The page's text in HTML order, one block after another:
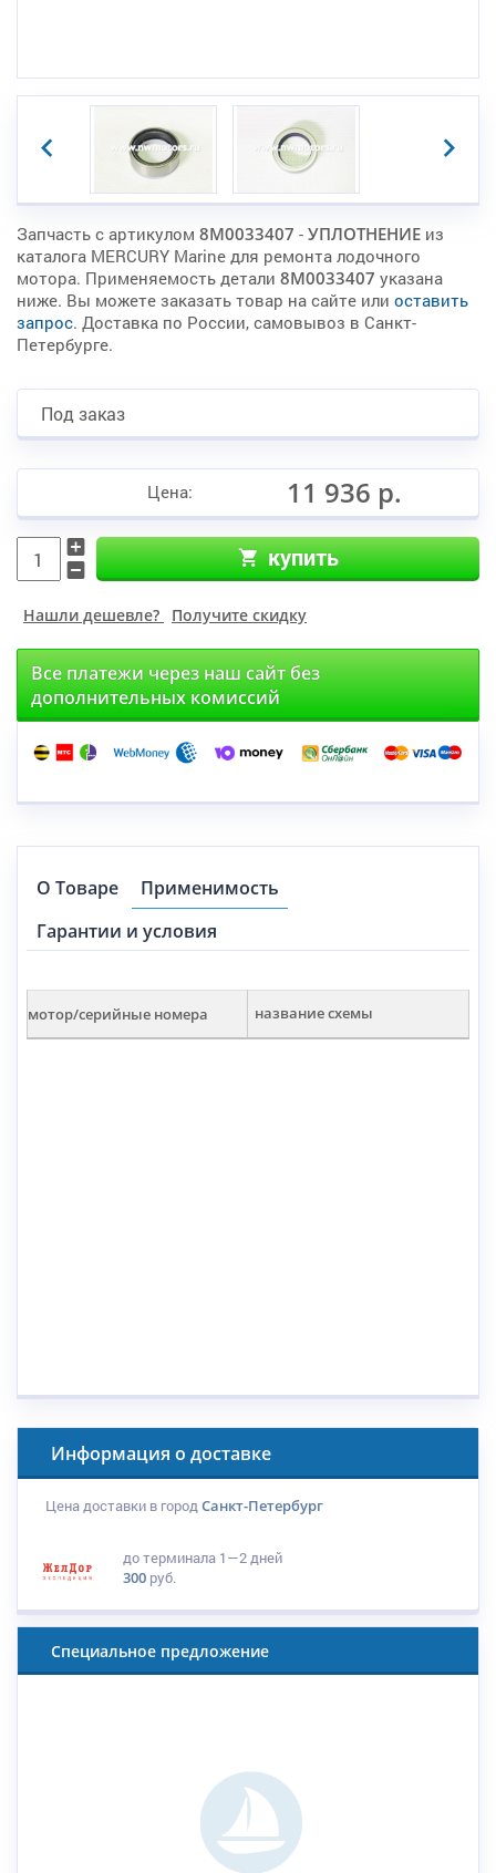
Запчасть с артикулом 8M0033407 - УПЛОТНЕНИЕ из
каталога MERCURY Marine для ремонта лодочного
мотора. Применяемость детали 8M0033407 указана
ниже. Вы можете заказать товар на сайте или оставить
запрос. Доставка по России, самовывоз в Санкт-
Петербурге.
Под заказ
Цена: 11 936 р.
купить
Нашли дешевле? Получите скидку
Все платежи через наш сайт без
дополнительных комиссий
О Товаре
Применимость
Гарантии и условия
мотор/серийные номера название схемы
Информация о доставке
Цена доставки в городСанкт-Петербург
до терминала 1—2 дней
300 руб.
Специальное предложение